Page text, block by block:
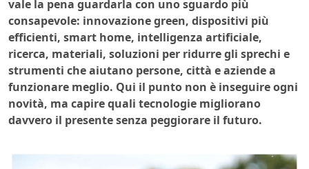
vale la pena guardarla con uno sguardo più
consapevole: innovazione green, dispositivi più
efficienti, smart home, intelligenza artificiale,
ricerca, materiali, soluzioni per ridurre gli sprechi e
strumenti che aiutano persone, città e aziende a
funzionare meglio. Qui il punto non è inseguire ogni
novità, ma capire quali tecnologie migliorano
davvero il presente senza peggiorare il futuro.